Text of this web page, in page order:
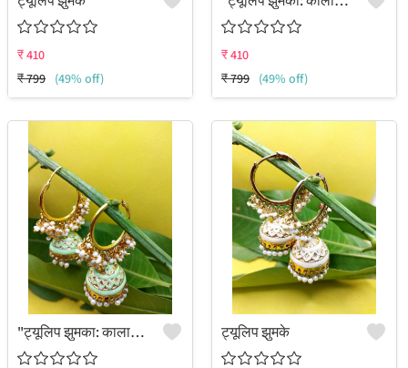
₹410
₹799 (49% off)
₹410
₹799 (49% off)
"ट्यूलिप झुमका: कालातीत पारंपरिक आकर्षण - जूलकार्ट" ट्यूलिप झुमके